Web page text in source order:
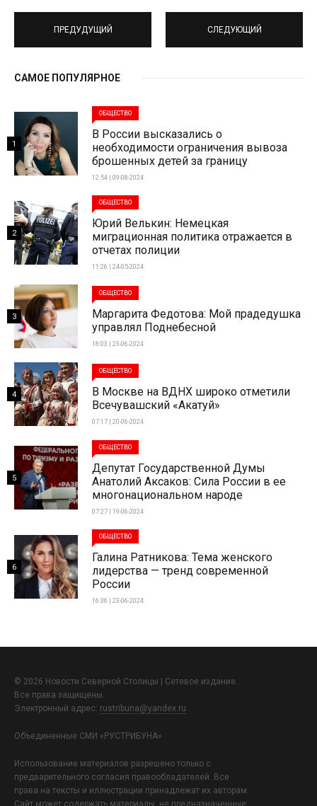
ПРЕДУДУЩИЙ СЛЕДУЮЩИЙ
САМОЕ ПОПУЛЯРНОЕ
ОБЩЕСТВО
В России высказались о
необходимости ограничения вывоза
брошенных детей за границу
12:54 | 09-08-2024
1
ОБЩЕСТВО
Юрий Велькин: Немецкая
миграционная политика отражается в
отчетах полиции
11:26 | 24-05-2024
2
ОБЩЕСТВО
Маргарита Федотова: Мой прадедушка
управлял Поднебесной
18:03 | 23-06-2024
3
ОБЩЕСТВО
В Москве на ВДНХ широко отметили
Всечувашский «Акатуй»
07:17 | 20-06-2024
4
ОБЩЕСТВО
Депутат Государственной Думы
Анатолий Аксаков: Сила России в ее
многонациональном народе
07:27 | 19-06-2024
5
ОБЩЕСТВО
Галина Ратникова: Тема женского
лидерства — тренд современной
России
16:36 | 23-06-2024
6
© 2026 Новости Северной Столицы | Сетевое издание.
Все права защищены.
Электронный адрес: rustribuna@yandex.ru
Объединенные СМИ «РУСТРИБУНА»
Использование материалов разрешено только с
предварительного согласия правообладателей. Все
права на тексты и иллюстрации принадлежат их авторам.
Сайт может содержать материалы, не предназначенные